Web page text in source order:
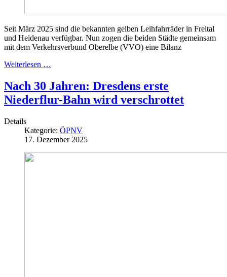
Seit März 2025 sind die bekannten gelben Leihfahrräder in Freital
und Heidenau verfügbar. Nun zogen die beiden Städte gemeinsam
mit dem Verkehrsverbund Oberelbe (VVO) eine Bilanz
Weiterlesen …
Nach 30 Jahren: Dresdens erste
Niederflur-Bahn wird verschrottet
Details
Kategorie: ÖPNV
17. Dezember 2025